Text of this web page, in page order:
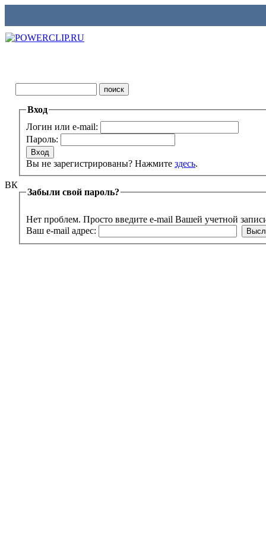
ВК
Вход
Логин или e-mail:
Пароль:
Вы не зарегистрированы? Нажмите здесь.
Забыли свой пароль?
Нет проблем. Просто введите e-mail Вашей учетной
Ваш e-mail адрес: